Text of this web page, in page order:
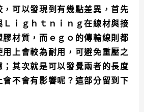
可以發現到有幾點差異，首先
ｉｇｈｔｎｉｎｇ在線材與接
膠材質，而ｅｇｏ的傳輸線則都
用上會較為耐用，可避免重壓之
其次就是可以發覺兩者的長度
不會有影響呢？這部分留到下